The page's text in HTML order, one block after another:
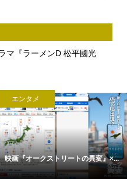
『ラーメンD 松平國光
エンタメ
映画『オークストリートの異変』×...